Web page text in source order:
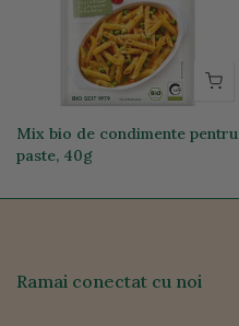
Mix bio de condimente pentru
paste, 40g
Ramai conectat cu noi